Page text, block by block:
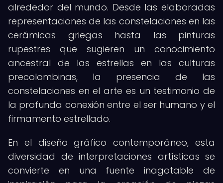
alrededor del mundo. Desde las elaboradas
representaciones de las constelaciones en las
cerámicas griegas hasta las pinturas
rupestres que sugieren un conocimiento
ancestral de las estrellas en las culturas
precolombinas, la presencia de las
constelaciones en el arte es un testimonio de
la profunda conexión entre el ser humano y el
firmamento estrellado.
En el diseño gráfico contemporáneo, esta
diversidad de interpretaciones artísticas se
convierte en una fuente inagotable de